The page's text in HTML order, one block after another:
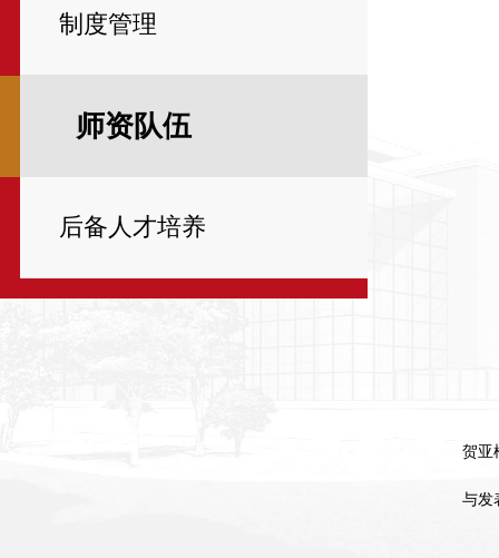
制度管理
师资队伍
后备人才培养
贺亚
与发